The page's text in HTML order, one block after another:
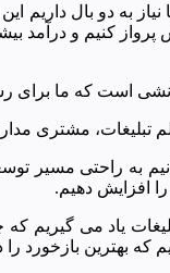
به دو بال داریم
کنیم و درآمد
است که ما برای
تبلیغات، مشتری
به راحتی مسیر
افزایش دهیم.
یاد می گیریم که
که بهترین بازخورد را